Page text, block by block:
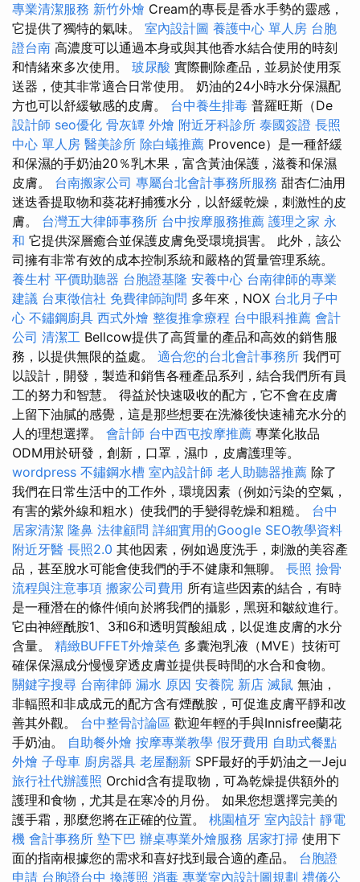
專業清潔服務 新竹外燴 Cream的專長是香水手勢的靈感，
它提供了獨特的氣味。 室內設計圖 養護中心 單人房 台胞
證台南 高濃度可以通過本身或與其他香水結合使用的時刻
和情緒來多次使用。 玻尿酸 實際刪除產品，並易於使用泵
送器，使其非常適合日常使用。 奶油的24小時水分保濕配
方也可以舒緩敏感的皮膚。 台中養生排毒 普羅旺斯（De
設計師 seo優化 骨灰罈 外燴 附近牙科診所 泰國簽證 長照
中心 單人房 醫美診所 除白蟻推薦 Provence）是一種舒緩
和保濕的手奶油20％乳木果，富含黃油保護，滋養和保濕
皮膚。 台南搬家公司 專屬台北會計事務所服務 甜杏仁油用
迷迭香提取物和葵花籽捕獲水分，以舒緩乾燥，刺激性的皮
膚。 台灣五大律師事務所 台中按摩服務推薦 護理之家 永
和 它提供深層癒合並保護皮膚免受環境損害。 此外，該公
司擁有非常有效的成本控制系統和嚴格的質量管理系統。
養生村 平價助聽器 台胞證基隆 安養中心 台南律師的專業
建議 台東徵信社 免費律師詢問 多年來，NOX 台北月子中
心 不鏽鋼廚具 西式外燴 整復推拿療程 台中眼科推薦 會計
公司 清潔工 Bellcow提供了高質量的產品和高效的銷售服
務，以提供無限的益處。 適合您的台北會計事務所 我們可
以設計，開發，製造和銷售各種產品系列，結合我們所有員
工的努力和智慧。 得益於快速吸收的配方，它不會在皮膚
上留下油膩的感覺，這是那些想要在洗滌後快速補充水分的
人的理想選擇。 會計師 台中西屯按摩推薦 專業化妝品
ODM用於研發，創新，口罩，濕巾，皮膚護理等。
wordpress 不鏽鋼水槽 室內設計師 老人助聽器推薦 除了
我們在日常生活中的工作外，環境因素（例如污染的空氣，
有害的紫外線和粗水）使我們的手變得乾燥和粗糙。 台中
居家清潔 隆鼻 法律顧問 詳細實用的Google SEO教學資料
附近牙醫 長照2.0 其他因素，例如過度洗手，刺激的美容產
品，甚至脫水可能會使我們的手不健康和無聊。 長照 撿骨
流程與注意事項 搬家公司費用 所有這些因素的結合，有時
是一種潛在的條件傾向於將我們的攝影，黑斑和皺紋進行。
它由神經酰胺1、3和6和透明質酸組成，以促進皮膚的水分
含量。 精緻BUFFET外燴菜色 多囊泡乳液（MVE）技術可
確保保濕成分慢慢穿透皮膚並提供長時間的水合和食物。
關鍵字搜尋 台南律師 漏水 原因 安養院 新店 滅鼠 無油，
非輻照和非成成元的配方含有煙酰胺，可促進皮膚平靜和改
善其外觀。 台中整骨討論區 歡迎年輕的手與Innisfree蘭花
手奶油。 自助餐外燴 按摩專業教學 假牙費用 自助式餐點
外燴 子母車 廚房器具 老屋翻新 SPF最好的手奶油之一Jeju
旅行社代辦護照 Orchid含有提取物，可為乾燥提供額外的
護理和食物，尤其是在寒冷的月份。 如果您想選擇完美的
護手霜，那麼您將在正確的位置。 桃園植牙 室內設計 靜電
機 會計事務所 墊下巴 辦桌專業外燴服務 居家打掃 使用下
面的指南根據您的需求和喜好找到最合適的產品。 台胞證
申請 台胞證台中 換護照 消毒 專業室內設計圖規劃 禮儀公